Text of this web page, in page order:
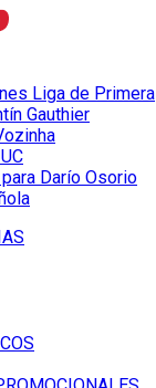
Liga de Primera
Gauthier
Darío Osorio